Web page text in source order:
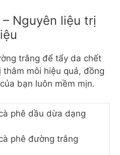
Nguyên liệu trị
trắng để tẩy da chết
môi hiệu quả, đồng
bạn luôn mềm mịn.
phê dầu dừa dạng
phê đường trắng